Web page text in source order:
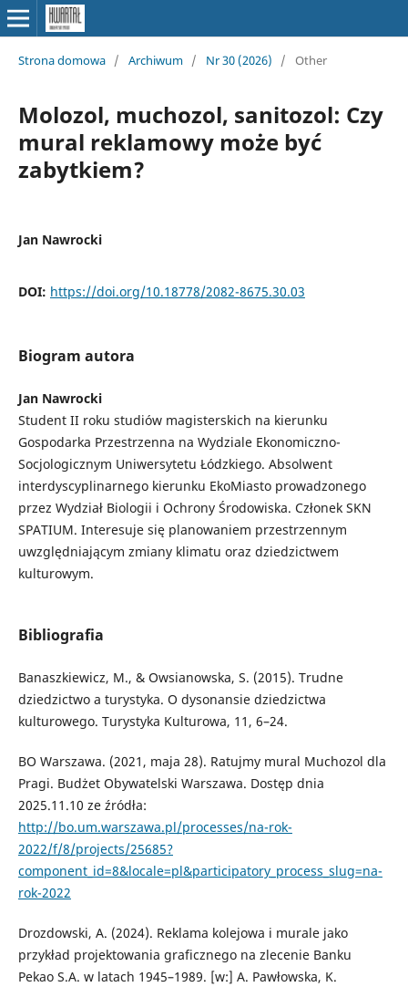
Strona domowa / Archiwum / Nr 30 (2026) / Other
Molozol, muchozol, sanitozol: Czy
mural reklamowy może być
zabytkiem?
Jan Nawrocki
DOI: https://doi.org/10.18778/2082-8675.30.03
Biogram autora
Jan Nawrocki
Student II roku studiów magisterskich na kierunku
Gospodarka Przestrzenna na Wydziale Ekonomiczno-
Socjologicznym Uniwersytetu Łódzkiego. Absolwent
interdyscyplinarnego kierunku EkoMiasto prowadzonego
przez Wydział Biologii i Ochrony Środowiska. Członek SKN
SPATIUM. Interesuje się planowaniem przestrzennym
uwzględniającym zmiany klimatu oraz dziedzictwem
kulturowym.
Bibliografia
Banaszkiewicz, M., & Owsianowska, S. (2015). Trudne
dziedzictwo a turystyka. O dysonansie dziedzictwa
kulturowego. Turystyka Kulturowa, 11, 6–24.
BO Warszawa. (2021, maja 28). Ratujmy mural Muchozol dla
Pragi. Budżet Obywatelski Warszawa. Dostęp dnia
2025.11.10 ze źródła:
http://bo.um.warszawa.pl/processes/na-rok-
2022/f/8/projects/25685?
component_id=8&locale=pl&participatory_process_slug=na-
rok-2022
Drozdowski, A. (2024). Reklama kolejowa i murale jako
przykład projektowania graficznego na zlecenie Banku
Pekao S.A. w latach 1945–1989. [w:] A. Pawłowska, K.